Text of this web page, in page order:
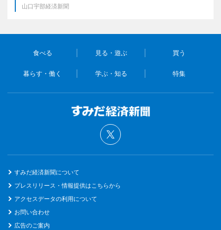
山口宇部経済新聞
食べる 見る・遊ぶ 買う
暮らす・働く 学ぶ・知る 特集
すみだ経済新聞について
プレスリリース・情報提供はこちらから
アクセスデータの利用について
お問い合わせ
広告のご案内